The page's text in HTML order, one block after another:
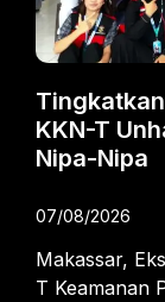
KKN-T
Nipa-Nipa
07/08/2026
Makassar,
T Keamanan